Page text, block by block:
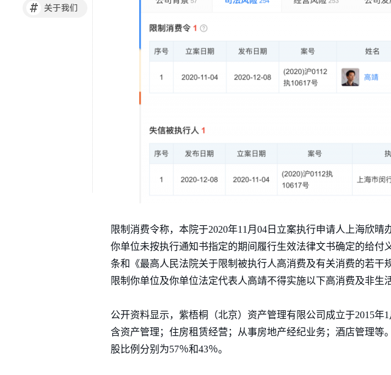
# 关于我们
限制消费令称，本院于2020年11月04日立案执行申请人上海欣
你单位未按执行通知书指定的期间履行生效法律文书确定的给
条和《最高人民法院关于限制被执行人高消费及有关消费的若干
限制你单位及你单位法定代表人高靖不得实施以下高消费及非生
公开资料显示，紫梧桐（北京）资产管理有限公司成立于2015
含资产管理；住房租赁经营；从事房地产经纪业务；酒店管理
股比例分别为57％和43％。